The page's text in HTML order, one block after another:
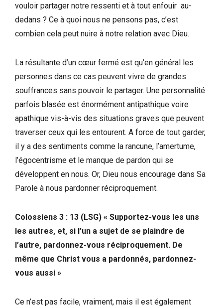
vouloir partager notre ressenti et à tout enfouir au-
dedans ? Ce à quoi nous ne pensons pas, c’est
combien cela peut nuire à notre relation avec Dieu.
La résultante d’un cœur fermé est qu’en général les
personnes dans ce cas peuvent vivre de grandes
souffrances sans pouvoir le partager. Une personnalité
parfois blasée est énormément antipathique voire
apathique vis-à-vis des situations graves que peuvent
traverser ceux qui les entourent. A force de tout garder,
il y a des sentiments comme la rancune, l’amertume,
l’égocentrisme et le manque de pardon qui se
développent en nous. Or, Dieu nous encourage dans Sa
Parole à nous pardonner réciproquement.
Colossiens 3 : 13 (LSG) « Supportez-vous les uns
les autres, et, si l’un a sujet de se plaindre de
l’autre, pardonnez-vous réciproquement. De
même que Christ vous a pardonnés, pardonnez-
vous aussi »
Ce n’est pas facile, vraiment, mais il est également